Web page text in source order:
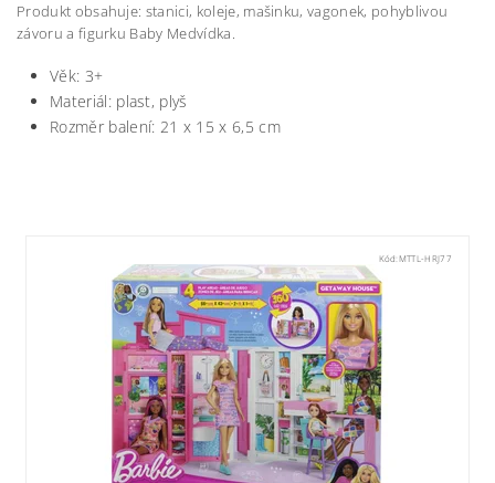
Produkt obsahuje: stanici, koleje, mašinku, vagonek, pohyblivou
závoru a figurku Baby Medvídka.
Věk: 3+
Materiál: plast, plyš
Rozměr balení: 21 x 15 x 6,5 cm
Kód: MTTL-HRJ77